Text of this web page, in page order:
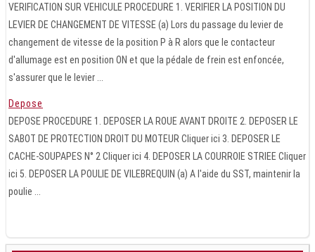
VERIFICATION SUR VEHICULE PROCEDURE 1. VERIFIER LA POSITION DU
LEVIER DE CHANGEMENT DE VITESSE (a) Lors du passage du levier de
changement de vitesse de la position P à R alors que le contacteur
d'allumage est en position ON et que la pédale de frein est enfoncée,
s'assurer que le levier ...
Depose
DEPOSE PROCEDURE 1. DEPOSER LA ROUE AVANT DROITE 2. DEPOSER LE
SABOT DE PROTECTION DROIT DU MOTEUR Cliquer ici 3. DEPOSER LE
CACHE-SOUPAPES N° 2 Cliquer ici 4. DEPOSER LA COURROIE STRIEE Cliquer
ici 5. DEPOSER LA POULIE DE VILEBREQUIN (a) A l'aide du SST, maintenir la
poulie ...